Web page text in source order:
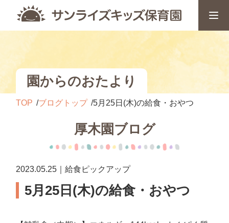
園からのおたより
TOP ブログトップ 5月25日(木)の給食・おやつ
厚木園ブログ
2023.05.25｜給食ピックアップ
5月25日(木)の給食・おやつ